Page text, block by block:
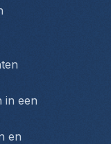
in een
en